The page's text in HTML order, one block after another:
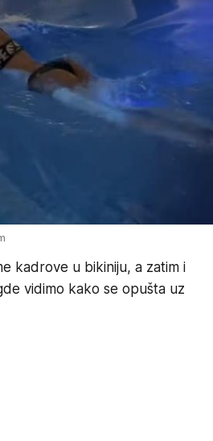
kadrove u bikiniju, a zatim i
vidimo kako se opušta uz